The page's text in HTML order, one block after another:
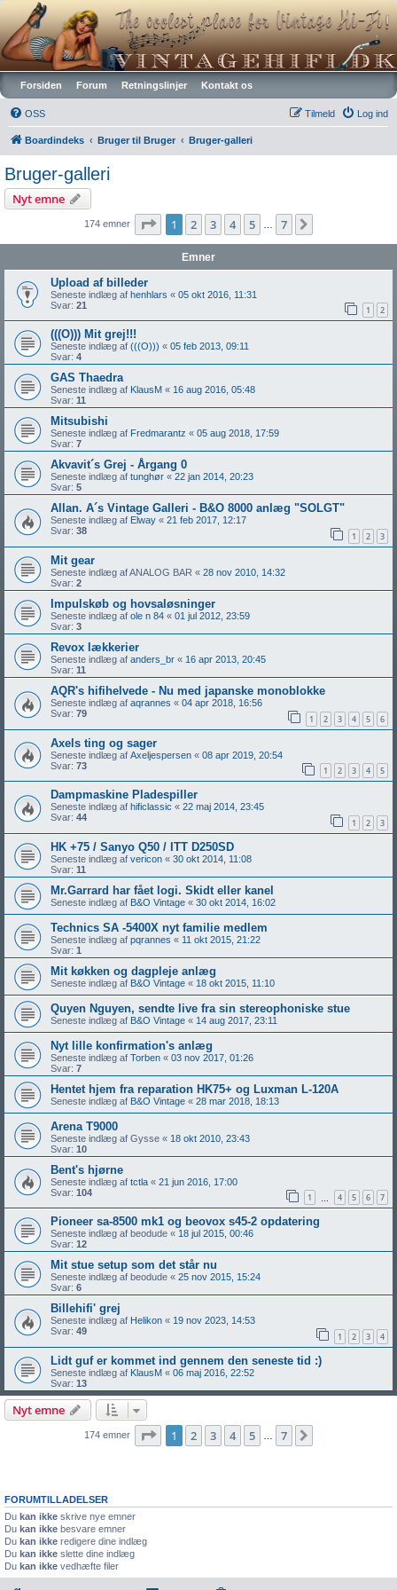
Vintagehifi.dk
Forsiden Forum Retningslinjer Kontakt os
OSS Log ind
Tilmeld
Boardindeks Bruger til Bruger Bruger-galleri
Bruger-galleri
Nyt emne
174 emner Side af 7
1 2 3 4 5 7
Emner
Upload af billeder
Seneste indlæg af henhlars « 05 okt 2016, 11:31
Svar: 21 1 2
(((O))) Mit grej!!!
Seneste indlæg af (((O))) « 05 feb 2013, 09:11
Svar: 4
GAS Thaedra
Seneste indlæg af KlausM « 16 aug 2016, 05:48
Svar: 11
Mitsubishi
Seneste indlæg af Fredmarantz « 05 aug 2018, 17:59
Svar: 7
Akvavit´s Grej - Årgang 0
Seneste indlæg af tunghør « 22 jan 2014, 20:23
Svar: 5
Allan. A´s Vintage Galleri - B&O 8000 anlæg "SOLGT"
Seneste indlæg af Elway « 21 feb 2017, 12:17
Svar: 38 1 2 3
Mit gear
Seneste indlæg afANALOG BAR « 28 nov 2010, 14:32
Svar: 2
Impulskøb og hovsaløsninger
Seneste indlæg af ole n 84 « 01 jul 2012, 23:59
Svar: 3
Revox lækkerier
Seneste indlæg af anders_br « 16 apr 2013, 20:45
Svar: 11
AQR's hifihelvede - Nu med japanske monoblokke
Seneste indlæg af aqrannes « 04 apr 2018, 16:56
Svar: 79 1 2 3 4 5 6
Axels ting og sager
Seneste indlæg af Axeljespersen « 08 apr 2019, 20:54
Svar: 73 1 2 3 4 5
Dampmaskine Pladespiller
Seneste indlæg af hificlassic « 22 maj 2014, 23:45
Svar: 44 1 2 3
HK +75 / Sanyo Q50 / ITT D250SD
Seneste indlæg af vericon « 30 okt 2014, 11:08
Svar: 11
Mr.Garrard har fået logi. Skidt eller kanel
Seneste indlæg af B&O Vintage « 30 okt 2014, 16:02
Technics SA -5400X nyt familie medlem
Seneste indlæg af pqrannes « 11 okt 2015, 21:22
Svar: 1
Mit køkken og dagpleje anlæg
Seneste indlæg af B&O Vintage « 18 okt 2015, 11:10
Quyen Nguyen, sendte live fra sin stereophoniske stue
Seneste indlæg af B&O Vintage « 14 aug 2017, 23:11
Nyt lille konfirmation's anlæg
Seneste indlæg af Torben « 03 nov 2017, 01:26
Svar: 7
Hentet hjem fra reparation HK75+ og Luxman L-120A
Seneste indlæg af B&O Vintage « 28 mar 2018, 18:13
Arena T9000
Seneste indlæg af Gysse « 18 okt 2010, 23:43
Svar: 10
Bent's hjørne
Seneste indlæg af tctla « 21 jun 2016, 17:00
Svar: 104 1 4 5 6 7
Pioneer sa-8500 mk1 og beovox s45-2 opdatering
Seneste indlæg af beodude « 18 jul 2015, 00:46
Svar: 12
Mit stue setup som det står nu
Seneste indlæg af beodude « 25 nov 2015, 15:24
Svar: 6
Billehifi' grej
Seneste indlæg af Helikon « 19 nov 2023, 14:53
Svar: 49 1 2 3 4
Lidt guf er kommet ind gennem den seneste tid :)
Seneste indlæg af KlausM « 06 maj 2016, 22:52
Svar: 13
Nyt emne
174 emner Side af 7
1 2 3 4 5 7
FORUMTILLADELSER
Du kan ikke skrive nye emner
Du kan ikke besvare emner
Du kan ikke redigere dine indlæg
Du kan ikke slette dine indlæg
Du kan ikke vedhæfte filer